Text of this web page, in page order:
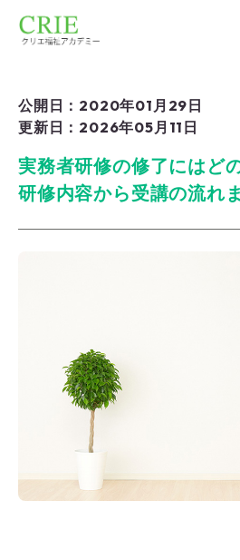
公開日：2020年01月29日
更新日：2026年05月11日
実務者研修の修了にはど
研修内容から受講の流れ